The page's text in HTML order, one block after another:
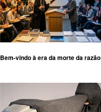
Bem-vindo à era da morte da razão